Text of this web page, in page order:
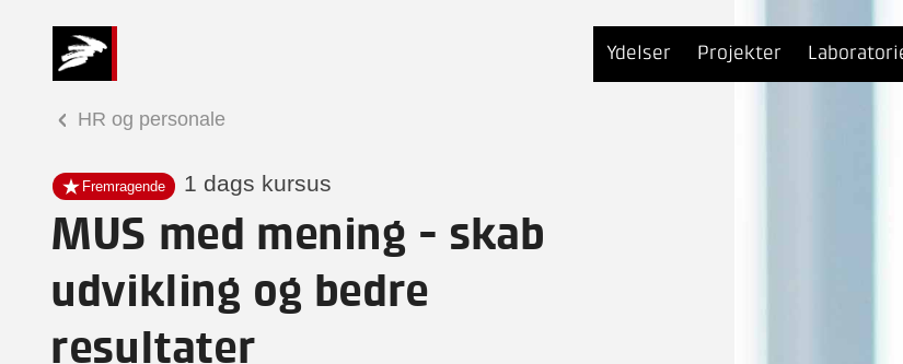
Ydelser Projekter
HR og personale
Fremragende 1 dags kursus
MUS med mening - skab
udvikling og bedre
resultater